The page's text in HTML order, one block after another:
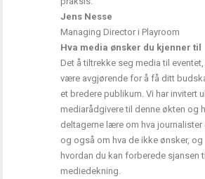
Jens Nesse
Managing Director i Playroom
Hva media ønsker du kjenner til
Det å tiltrekke seg media til eventet,
være avgjørende for å få ditt
et bredere publikum. Vi har invitert
mediarådgivere til denne økten og
deltagerne lære om hva journalister
og også om hva de ikke ønsker, og
hvordan du kan forberede sjansen
mediedekning.